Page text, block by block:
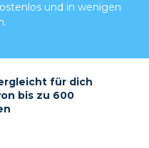
und in wenigen
für dich
bis zu 600